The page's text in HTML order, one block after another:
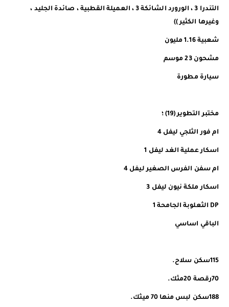
التندرا 3 ، الورورد الشائكة 3 ، العميلة القطبية ، صائدة الجليد ،
وغيرها الكثير ))
شعبية 1.16 مليون
مشحون 23 موسم
سيارة مطورة
مختبر التطوير (19) ؛
ام فور الثلجي ليفل 4
اسكار عملية الغد ليفل 1
ام سفن الفرس الصغير ليفل 4
اسكار ملكة نيون ليفل 3
DP الثعلوبة الجامحة 1
الباقي اساسي
115سكن سلاح.
70رقصة 20مثك.
188سكن لبس منها 70 ميثك.